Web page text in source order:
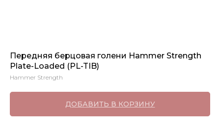
Передняя берцовая голени Hammer Strength
Plate-Loaded (PL-TIB)
Hammer Strength
ДОБАВИТЬ В КОРЗИНУ